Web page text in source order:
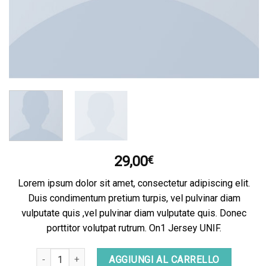
29,00€
Lorem ipsum dolor sit amet, consectetur adipiscing elit.
Duis condimentum pretium turpis, vel pulvinar diam
vulputate quis ,vel pulvinar diam vulputate quis. Donec
porttitor volutpat rutrum. On1 Jersey UNIF.
Quantità AGGIUNGI AL CARRELLO